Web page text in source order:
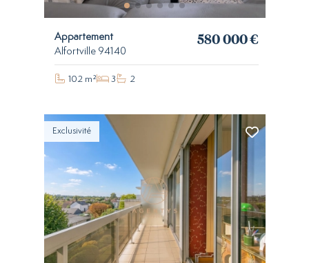
Appartement
Alfortville 94140
580 000 €
102 m² 3 2
Exclusivité